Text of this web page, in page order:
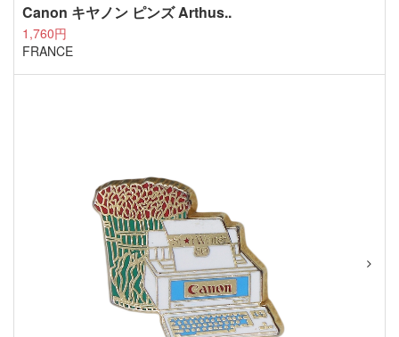
Canon キヤノン ピンズ Arthus..
1,760円
FRANCE